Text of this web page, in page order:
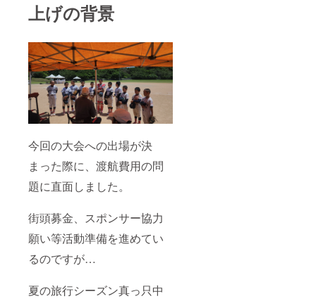
上げの背景
今回の大会への出場が決
まった際に、渡航費用の問
題に直面しました。
街頭募金、スポンサー協力
願い等活動準備を進めてい
るのですが…
夏の旅行シーズン真っ只中